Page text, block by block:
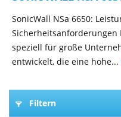
SonicWall NSa 6650:
Sicherheitsanforderungen
speziell für große
entwickelt, die eine hohe...
Filtern